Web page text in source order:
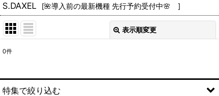
S.DAXEL [🌺導入前の最新機種 先行予約受付中🌸 ]
表示順変更
並び順 :
0件
特集で絞り込む